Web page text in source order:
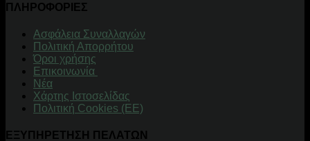
ΠΛΗΡΟΦΟΡΙΕΣ
Aσφάλεια Συναλλαγών
Πολιτική Απορρήτου
Όροι χρήσης
Επικοινωνία
Νέα
Χάρτης Ιστοσελίδας
Πολιτική Cookies (ΕΕ)
ΕΞΥΠΗΡΕΤΗΣΗ ΠΕΛΑΤΩΝ